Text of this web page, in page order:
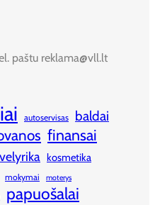
paštu reklama@vll.lt
autoservisas baldai
finansai
kosmetika
mokymai moterys
papuošalai